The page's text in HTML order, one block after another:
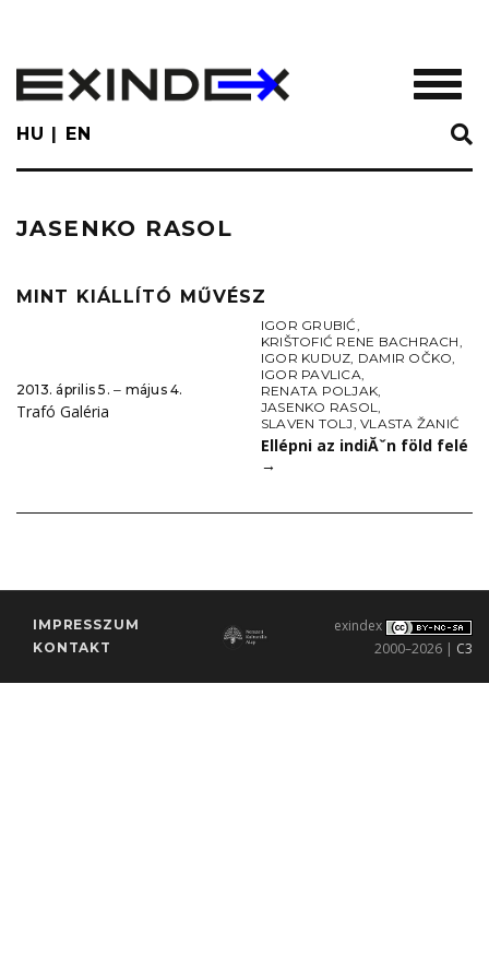
main
content
HU EN
JASENKO RASOL
MINT KIÁLLÍTÓ MŰVÉSZ
2013. április 5. ‒ május 4.
Trafó Galéria
IGOR GRUBIĆ,
KRIŠTOFIĆ RENE BACHRACH,
IGOR KUDUZ, DAMIR OČKO,
IGOR PAVLICA,
RENATA POLJAK,
JASENKO RASOL,
SLAVEN TOLJ,VLASTA ŽANIĆ
Ellépni az indiĂˇn föld felé
→
IMPRESSZUM
KONTAKT
exindex
2000–2026 | C3